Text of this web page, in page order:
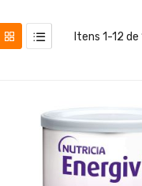
Itens 1-12 de